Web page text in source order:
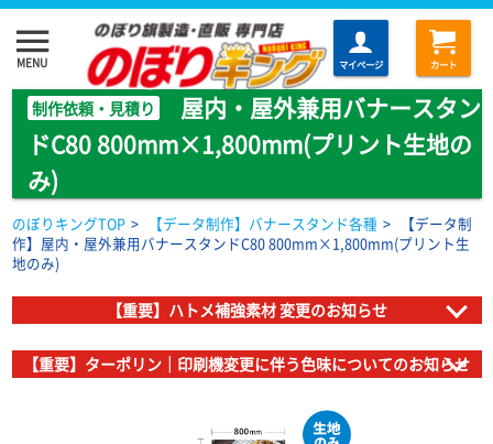
menu
MENU マイページ カート
制作依頼・見積り
屋内・屋外兼用バナースタン
ドC80 800mm×1,800mm(プリント生地の
み)
のぼりキングTOP > 【データ制作】バナースタンド各種 >
【データ制
作】屋内・屋外兼用バナースタンドC80 800mm×1,800mm(プリント生
地のみ)
【重要】ハトメ補強素材 変更のお知らせ
【重要】ターポリン｜印刷機変更に伴う色味についてのお知らせ